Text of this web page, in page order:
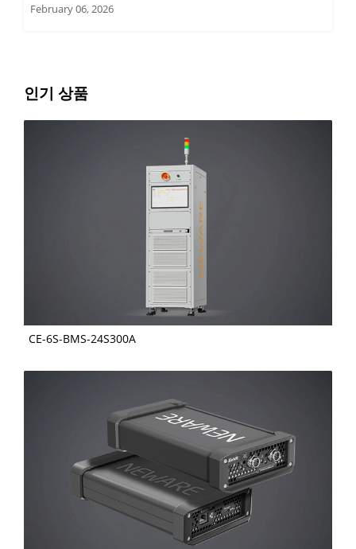
February 06, 2026
인기 상품
CE-6S-BMS-24S300A